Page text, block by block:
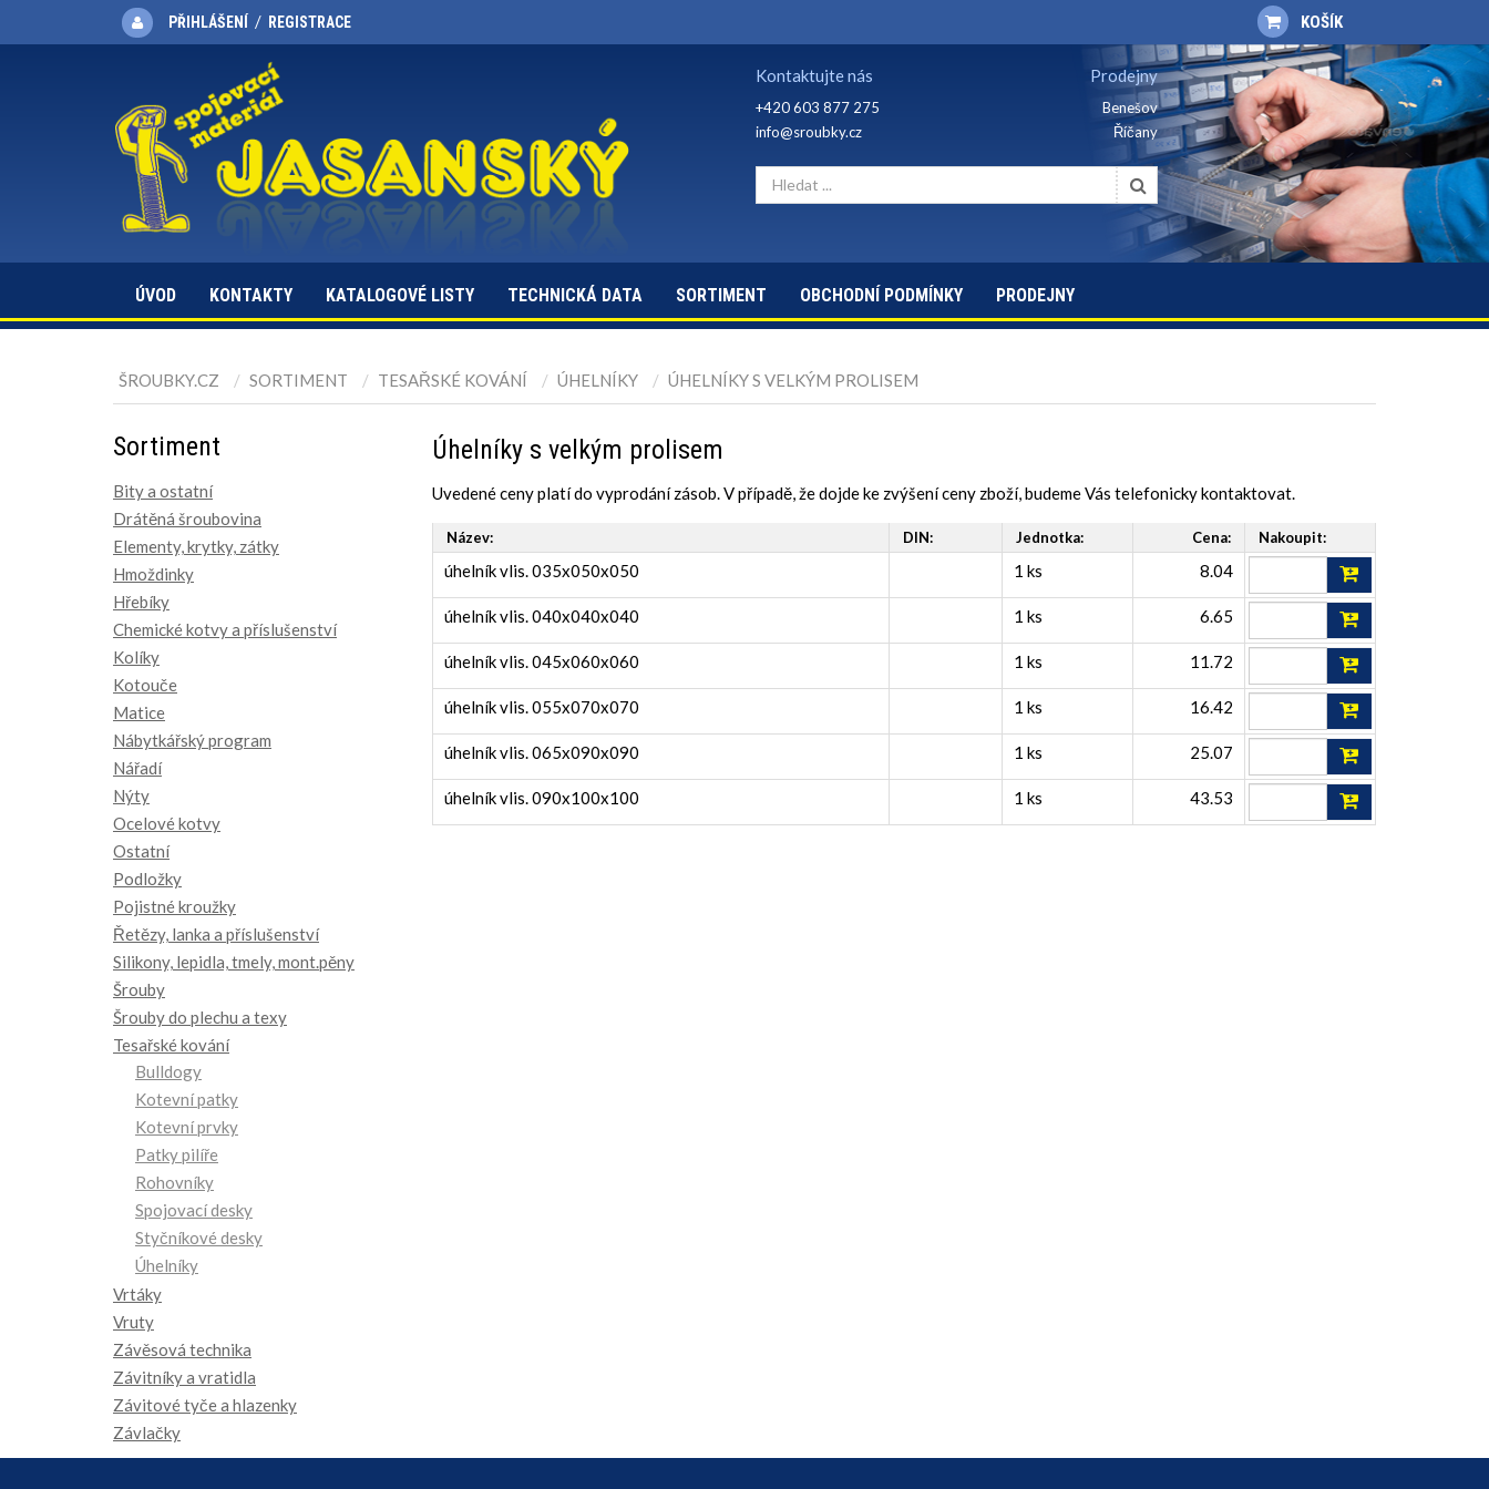
PŘIHLÁŠENÍ / REGISTRACE KOŠÍK
Kontaktujte nás
+420 603 877 275
info@sroubky.cz
Prodejny
Benešov
Říčany
ÚVOD KONTAKTY KATALOGOVÉ LISTY TECHNICKÁ DATA SORTIMENT OBCHODNÍ PODMÍNKY PRODEJNY
ŠROUBKY.CZ SORTIMENT TESAŘSKÉ KOVÁNÍ ÚHELNÍKY ÚHELNÍKY S VELKÝM PROLISEM
Sortiment
Bity a ostatní
Drátěná šroubovina
Elementy, krytky, zátky
Hmoždinky
Hřebíky
Chemické kotvy a příslušenství
Kolíky
Kotouče
Matice
Nábytkářský program
Nářadí
Nýty
Ocelové kotvy
Ostatní
Podložky
Pojistné kroužky
Řetězy, lanka a příslušenství
Silikony, lepidla, tmely, mont.pěny
Šrouby
Šrouby do plechu a texy
Tesařské kování
Bulldogy
Kotevní patky
Kotevní prvky
Patky pilíře
Rohovníky
Spojovací desky
Styčníkové desky
Úhelníky
Vrtáky
Vruty
Závěsová technika
Závitníky a vratidla
Závitové tyče a hlazenky
Závlačky
Úhelníky s velkým prolisem
Uvedené ceny platí do vyprodání zásob. V případě, že dojde ke zvýšení ceny zboží, budeme Vás telefonicky kontaktovat.
Název: DIN: Jednotka: Cena: Nakoupit:
úhelník vlis. 035x050x050 1 ks 8.04
úhelník vlis. 040x040x040 1 ks 6.65
úhelník vlis. 045x060x060 1 ks 11.72
úhelník vlis. 055x070x070 1 ks 16.42
úhelník vlis. 065x090x090 1 ks 25.07
úhelník vlis. 090x100x100 1 ks 43.53